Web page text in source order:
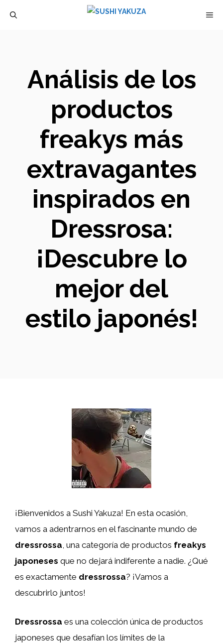
Análisis de los
productos
freakys más
extravagantes
inspirados en
Dressrosa:
¡Descubre lo
mejor del
estilo japonés!
¡Bienvenidos a Sushi Yakuza! En esta ocasión,
vamos a adentrarnos en el fascinante mundo de
dressrossa, una categoría de productos freakys
japoneses que no dejará indiferente a nadie. ¿Qué
es exactamente dressrossa? ¡Vamos a
descubrirlo juntos!
Dressrossa es una colección única de productos
japoneses que desafían los límites de la